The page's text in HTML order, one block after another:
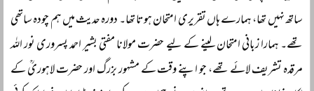
ساتھ نہیں تھا، ہمارے ہاں تقریری امتحان ہوتا تھا۔ دورہ حدیث میں ہم چودہ ساتھی
تھے۔ ہمارا زبانی امتحان لینے کے لیے حضرت مولانا مفتی بشیر احمد پسروری نور اللہ
مرقدہ تشریف لائے تھے، جو اپنے وقت کے مشہور بزرگ اور حضرت لاہوریؒ کے